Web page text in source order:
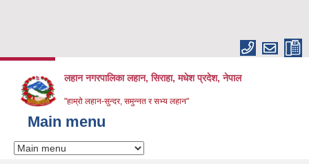
लहान नगरपालिका लहान, सिराहा, मधेश प्रदेश, नेपाल
"हाम्रो लहान-सुन्दर, समुन्नत र सभ्य लहान"
Main menu